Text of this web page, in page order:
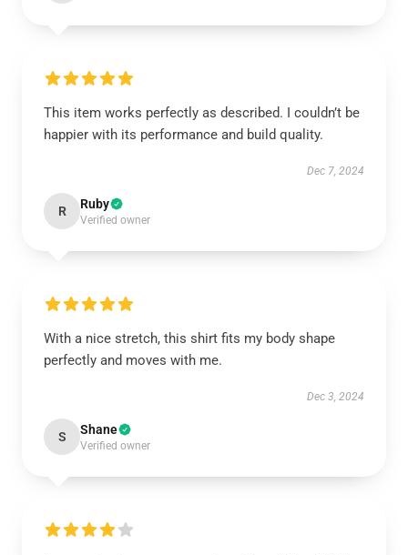
This item works perfectly as described. I couldn’t be
happier with its performance and build quality.
Dec 7, 2024
R Ruby
Verified owner
With a nice stretch, this shirt fits my body shape
perfectly and moves with me.
Dec 3, 2024
S Shane
Verified owner